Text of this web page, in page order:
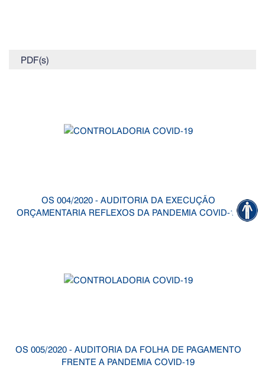
PDF(s)
OS 004/2020 - AUDITORIA DA EXECUÇÃO
ORÇAMENTARIA REFLEXOS DA PANDEMIA COVID-19
OS 005/2020 - AUDITORIA DA FOLHA DE PAGAMENTO
FRENTE A PANDEMIA COVID-19